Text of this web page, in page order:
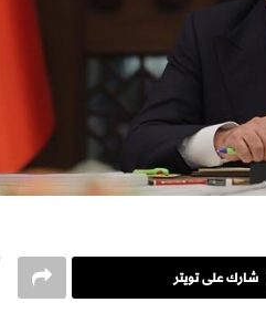
شارك على تويتر